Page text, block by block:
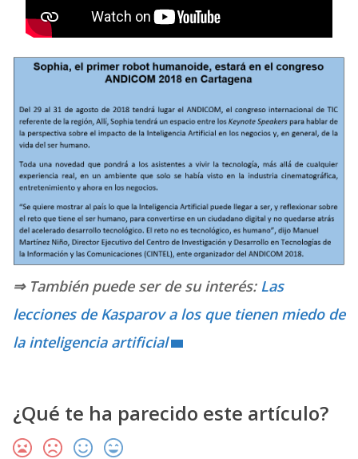
⇒ También puede ser de su interés: Las
lecciones de Kasparov a los que tienen miedo de
la inteligencia artificial
¿Qué te ha parecido este artículo?